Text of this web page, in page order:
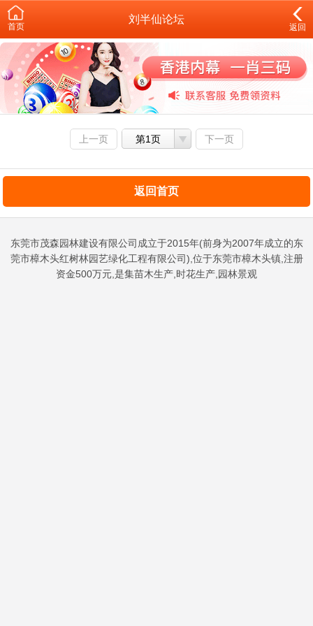
首页
刘半仙论坛
返回
上一页 第1页 下一页
返回首页
东莞市茂森园林建设有限公司成立于2015年(前身为2007年成立的东
莞市樟木头红树林园艺绿化工程有限公司),位于东莞市樟木头镇,注册
资金500万元,是集苗木生产,时花生产,园林景观